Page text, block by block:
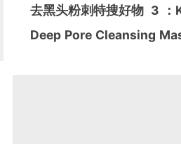
去黑头粉刺特搜好物 3
Deep Pore Cleansing